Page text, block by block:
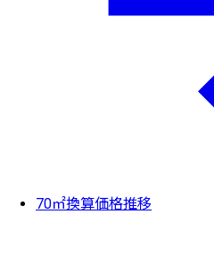
70㎡換算価格推移